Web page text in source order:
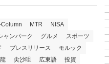
MTR
NISA
ャンパーク グルメ
スポーツ
プレスリリース
モルック
尖沙咀 広東語
投資